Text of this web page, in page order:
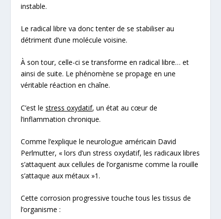
instable.
Le radical libre va donc tenter de se stabiliser au
détriment d’une molécule voisine.
À son tour, celle-ci se transforme en radical libre… et
ainsi de suite. Le phénomène se propage en une
véritable réaction en chaîne.
C’est lestress oxydatif, un état au cœur de
l’inflammation chronique.
Comme l’explique le neurologue américain David
Perlmutter, « lors d’un stress oxydatif, les radicaux libres
s’attaquent aux cellules de l’organisme comme la rouille
s’attaque aux métaux »1.
Cette corrosion progressive touche tous les tissus de
l’organisme :